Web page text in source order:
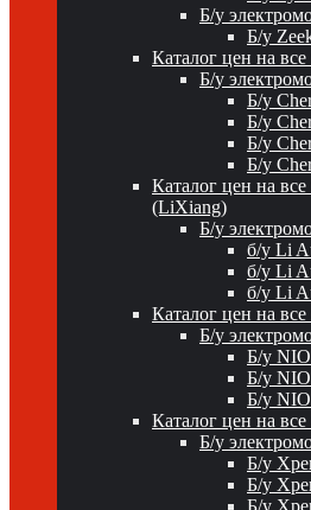
Б/у
Б/у
Каталог цен на
Б/у
Б/у
Б/у
Б/у
Б/у
Каталог цен на
(LiXiang)
Б/у
б/у Li
б/у Li
б/у Li
Каталог цен на
Б/у
Б/у
Б/у
Б/у
Каталог цен на
Б/у
Б/у
Б/у
Б/у